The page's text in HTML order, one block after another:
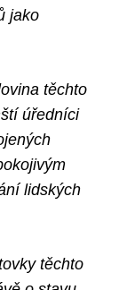
jako
těchto
úředníci
lidských
těchto